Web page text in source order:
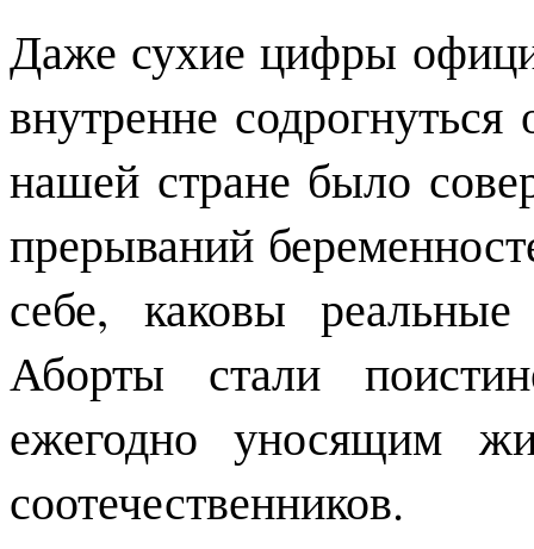
Даже сухие цифры
внутренне
нашей стране было
прерываний
себе, каковы
Аборты стали
ежегодно уносящим
соотечественников.